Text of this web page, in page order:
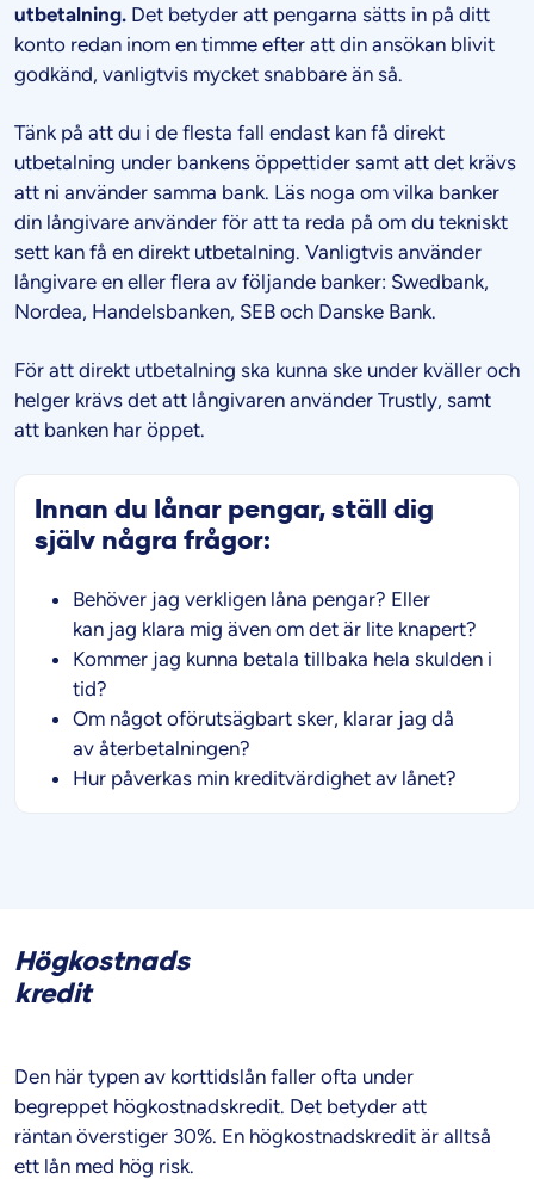
utbetalning. Det betyder att pengarna sätts in på ditt
konto redan inom en timme efter att din ansökan blivit
godkänd, vanligtvis mycket snabbare än så.
Tänk på att du i de flesta fall endast kan få direkt
utbetalning under bankens öppettider samt att det krävs
att ni använder samma bank. Läs noga om vilka banker
din långivare använder för att ta reda på om du tekniskt
sett kan få en direkt utbetalning. Vanligtvis använder
långivare en eller flera av följande banker: Swedbank,
Nordea, Handelsbanken, SEB och Danske Bank.
För att direkt utbetalning ska kunna ske under kväller och
helger krävs det att långivaren använder Trustly, samt
att banken har öppet.
Innan du lånar pengar, ställ dig
själv några frågor:
Behöver jag verkligen låna pengar? Eller
kan jag klara mig även om det är lite knapert?
Kommer jag kunna betala tillbaka hela skulden i
tid?
Om något oförutsägbart sker, klarar jag då
av återbetalningen?
Hur påverkas min kreditvärdighet av lånet?
Högkostnads
kredit
Den här typen av korttidslån faller ofta under
begreppet högkostnadskredit. Det betyder att
räntan överstiger 30%. En högkostnadskredit är alltså
ett lån med hög risk.